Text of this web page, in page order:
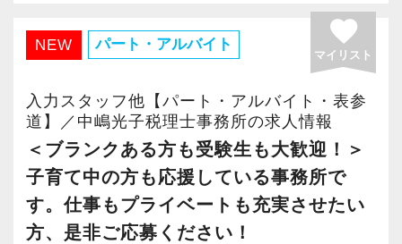
顧問先への提案や業務の進め方は個人の裁量を
尊重しつつ、判断に迷う税務論点は随時相談可
能。
大きな裁量と、ひとりで抱え込まない安心感の
両方がある環境です。
◆リクルートURL◆
https://www.vp-recruit.com/index.html
ご都合に合せてシフトを決めてもらいますの
で、プライベートと仕事の両立も可能です。
例えば、アフターファイブにショッピングも楽
しめますし、育児や勉強と両立して働くことも
可能です。
育休に入った職員や2児の子育て真っ盛りの職
員、大学院に通う職員、フレックスタイムを利
NEW パート・アルバイト favorite
マイリスト
入力スタッフ他【パート・アルバイト・表参
道】／中嶋光子税理士事務所の求人情報
＜ブランクある方も受験生も大歓迎！＞
子育て中の方も応援している事務所で
す。仕事もプライベートも充実させたい
方、是非ご応募ください！